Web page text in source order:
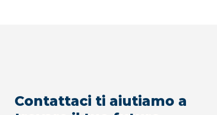
Contattaci ti aiutiamo a